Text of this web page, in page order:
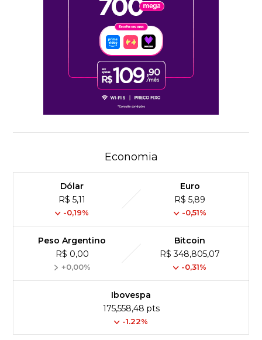
Economia
Dólar
R$ 5,11
-0,19%
Euro
R$ 5,89
-0,51%
Peso Argentino
R$ 0,00
+0,00%
Bitcoin
R$ 348,805,07
-0,31%
Ibovespa
175,558,48 pts
-1.22%